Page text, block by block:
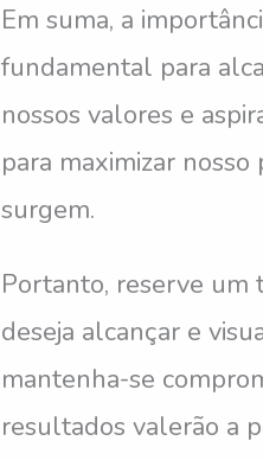
Em suma, a
fundamental para
nossos valores e
para maximizar
surgem.
Portanto, reserve um
deseja alcançar e
mantenha-se
resultados valerão a